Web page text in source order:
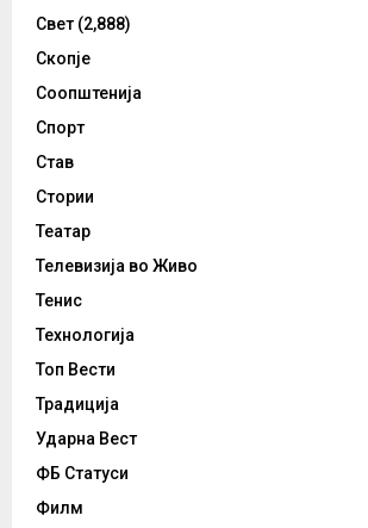
Свет (2,888)
Скопје
Соопштенија
Спорт
Став
Стории
Театар
Телевизија во Живо
Тенис
Технологија
Топ Вести
Традиција
Ударна Вест
ФБ Статуси
Филм